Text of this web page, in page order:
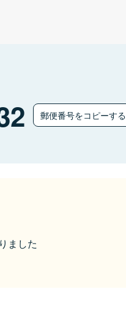
郵便番号をコピーする
ました